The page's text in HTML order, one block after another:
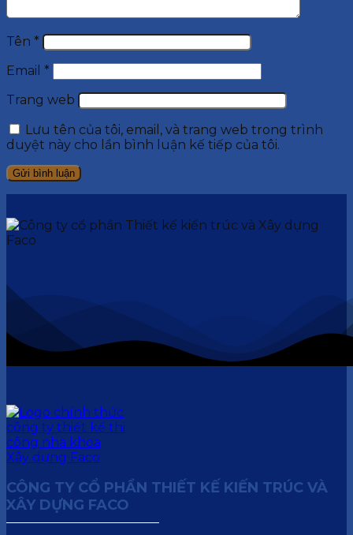
Tên *
Email *
Trang web
Lưu tên của tôi, email, và trang web trong trình
duyệt này cho lần bình luận kế tiếp của tôi.
CÔNG TY CỔ PHẦN THIẾT KẾ KIẾN TRÚC VÀ
XÂY DỰNG FACO